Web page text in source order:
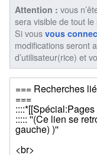
Attention : vous
sera visible de tout
Si vous vous
modifications seront
d’utilisateur(rice) et